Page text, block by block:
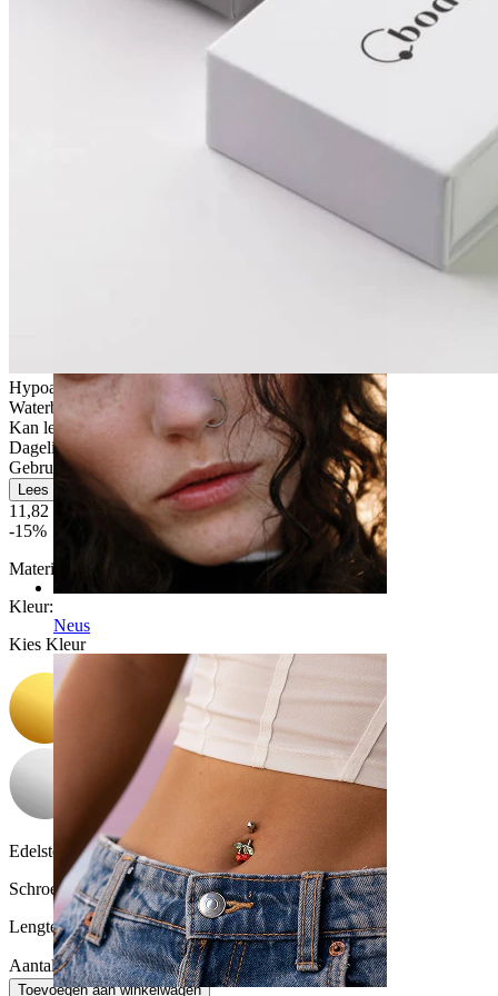
Neus
Hypoallergeen
Waterbestendig
Kan levenslang meegaan
Dagelijks gebruik
Gebruikersvriendelijk
Lees meer
11,82 €
-15%
Materiaal:
Kleur:
Kies Kleur
Edelsteen kleur:Transparant
Schroefdraad dikte:1 mm
Lengte:6 mm
Aantal: 1 Wijzigen
Toevoegen aan winkelwagen